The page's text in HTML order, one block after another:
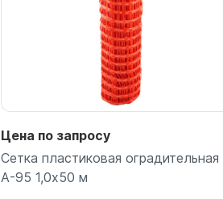
Цена по запросу
Сетка пластиковая оградительная
А-95 1,0х50 м